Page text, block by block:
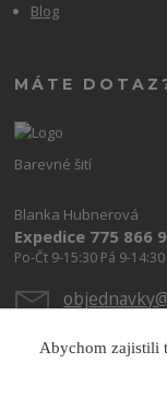
Blog
MÁTE
Barevné šití
Blanka Hubnerová
Expedice 775 866
Po-Čt 9-15:30 Pá 9-
Abychom zajistili